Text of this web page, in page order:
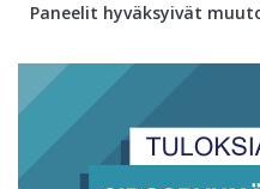
Paneelit hyväksyivät